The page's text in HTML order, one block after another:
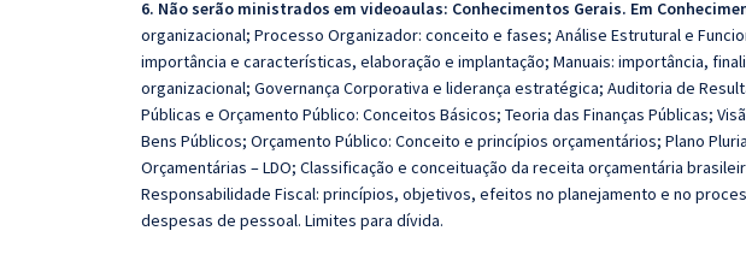
6. Não serão ministrados em videoaulas: Conhecimentos Gerais. Em
organizacional; Processo Organizador: conceito e fases; Análise Estrutural e
importância e características, elaboração e implantação; Manuais: importância,
organizacional; Governança Corporativa e liderança estratégica; Auditoria de
Públicas e Orçamento Público: Conceitos Básicos; Teoria das Finanças Públicas;
Bens Públicos; Orçamento Público: Conceito e princípios orçamentários; Plano
Orçamentárias – LDO; Classificação e conceituação da receita orçamentária
Responsabilidade Fiscal: princípios, objetivos, efeitos no planejamento e no
despesas de pessoal. Limites para dívida.